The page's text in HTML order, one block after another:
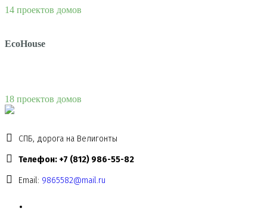
14 проектов домов
EcoHouse
18 проектов домов
СПБ, дорога на Велигонты
Телефон: +7 (812) 986-55-82
Email: 9865582@mail.ru